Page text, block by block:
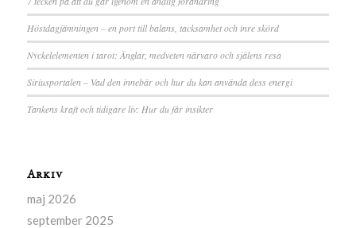
Höstdagjämningen – en port till balans, tacksamhet och inre skörd
Nyckelelementen i tarot: Änglar, medveten närvaro och själens resa
Siriusportalen – Vad den innebär och hur du kan använda dess energi
Tankens kraft och tidigare liv: Hur du får insikter
Arkiv
maj 2026
september 2025